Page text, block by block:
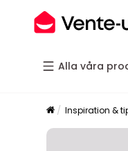
Alla våra
Inspiration &